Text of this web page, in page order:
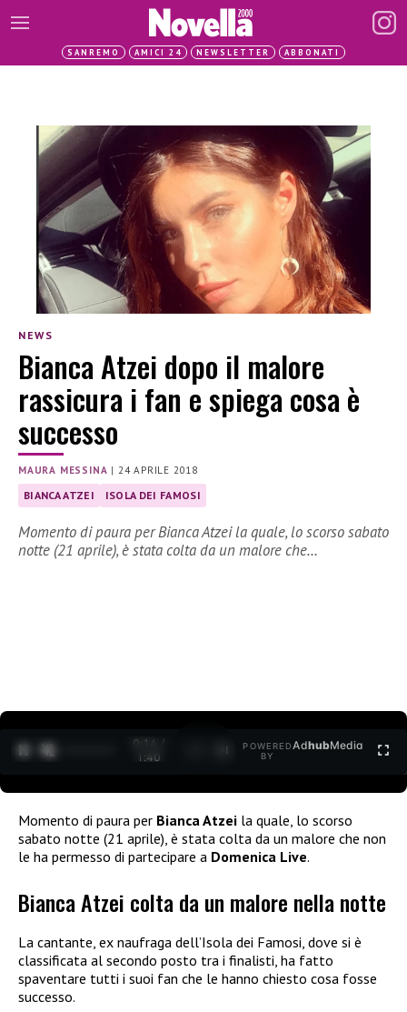
SANREMO AMICI 24 NEWSLETTER ABBONATI
NEWS
Bianca Atzei dopo il malore
rassicura i fan e spiega cosa è
successo
MAURA MESSINA | 24 APRILE 2018
BIANCA ATZEI ISOLA DEI FAMOSI
Momento di paura per Bianca Atzei la quale, lo scorso sabato
notte (21 aprile), è stata colta da un malore che…
0:15 /
1:40
POWERED
BY
AdhubMedia
Momento di paura per Bianca Atzei la quale, lo scorso
sabato notte (21 aprile), è stata colta da un malore che non
le ha permesso di partecipare a Domenica Live.
Bianca Atzei colta da un malore nella notte
La cantante, ex naufraga dell’Isola dei Famosi, dove si è
classificata al secondo posto tra i finalisti, ha fatto
spaventare tutti i suoi fan che le hanno chiesto cosa fosse
successo.